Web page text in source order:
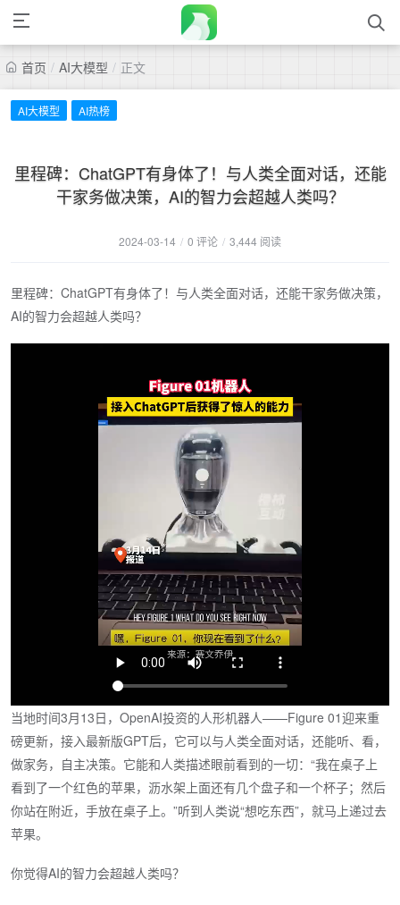
首页 / AI大模型 / 正文
AI大模型 AI热榜
里程碑：ChatGPT有身体了！与人类全面对话，还能
干家务做决策，AI的智力会超越人类吗？
2024-03-14 / 0 评论 / 3,444 阅读
里程碑：ChatGPT有身体了！与人类全面对话，还能干家务做决策，
AI的智力会超越人类吗？
当地时间3月13日，OpenAI投资的人形机器人——Figure 01迎来重
磅更新，接入最新版GPT后，它可以与人类全面对话，还能听、看，
做家务，自主决策。它能和人类描述眼前看到的一切：“我在桌子上
看到了一个红色的苹果，沥水架上面还有几个盘子和一个杯子；然后
你站在附近，手放在桌子上。”听到人类说“想吃东西”，就马上递过去
苹果。
你觉得AI的智力会超越人类吗？